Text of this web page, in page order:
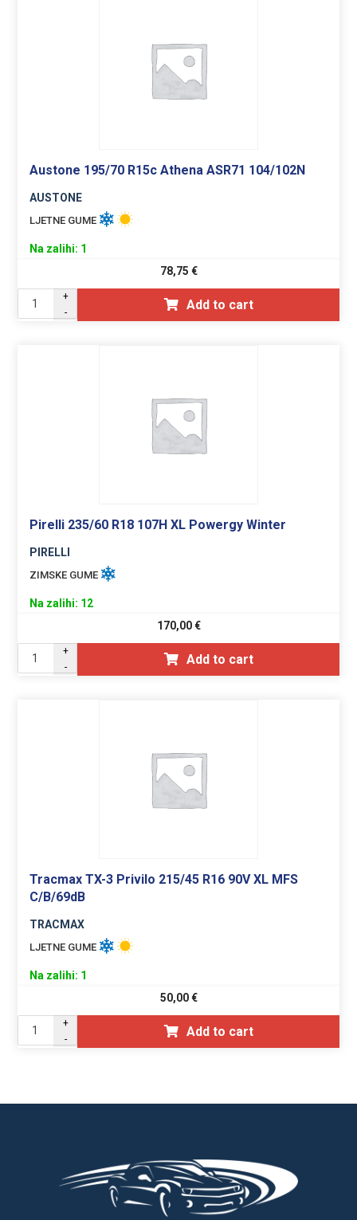
Austone 195/70 R15c Athena ASR71 104/102N
AUSTONE
LJETNE GUME
Na zalihi: 1
78,75 €
+
-
Add to cart
Pirelli 235/60 R18 107H XL Powergy Winter
PIRELLI
ZIMSKE GUME
Na zalihi: 12
170,00€
+
-
Add to cart
Tracmax TX-3 Privilo 215/45 R16 90V XL MFS
C/B/69dB
TRACMAX
LJETNE GUME
Na zalihi: 1
50,00€
+
-
Add to cart